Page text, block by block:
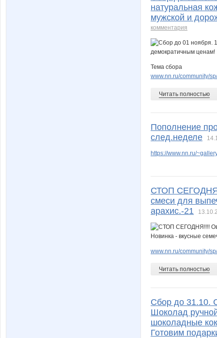
натуральная
мужской и
комментария
Тема сбора
www.nn.ru/community/
Читать полностью
Пополнение
след.неделе
https://www.nn.ru/
СТОП
смеси для
арахис.-21
www.nn.ru/community/
Читать полностью
Сбор до 31.10.
Шоколад
шоколадные
Готовим